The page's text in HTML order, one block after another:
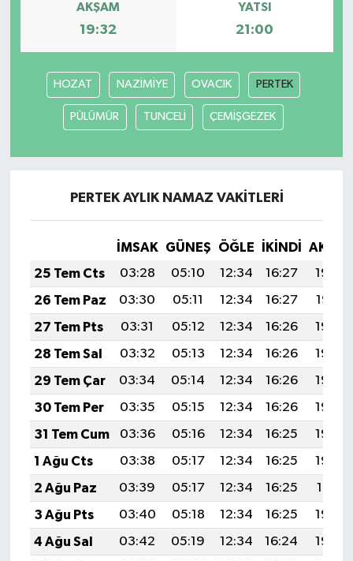
AKŞAM
19:32
YATSI
21:00
HOZAT NAZİMİYE OVACIK PERTEK
PÜLÜMÜR TUNCELİ ÇEMİŞGEZEK
PERTEK AYLIK NAMAZ VAKITLERI
İMSAK GÜNEŞ ÖĞLE İKINDI
25 Tem Cts
03:28 05:10 12:34 16:27
19:48
26 Tem Paz
03:30 05:11 12:34 16:27
19:47
27 Tem Pts
03:31 05:12 12:34 16:26
19:46
28 Tem Sal
03:32 05:13 12:34 16:26
19:46
29 Tem Çar
03:34 05:14 12:34 16:26
19:45
30 Tem Per
03:35 05:15 12:34 16:26
19:44
31 Tem Cum
03:36 05:16 12:34 16:25
19:43
1 Ağu Cts
03:38 05:17 12:34 16:25
19:42
2 Ağu Paz
03:39 05:17 12:34 16:25
19:41
3 Ağu Pts
03:40 05:18 12:34 16:25
19:40
4 Ağu Sal
03:42 05:19 12:34 16:24
19:39